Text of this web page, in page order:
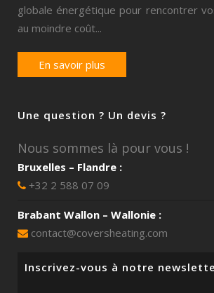
globale énergétique pour rencontrer
au moindre coût...
En savoir plus
Une question ? Un devis ?
Nous sommes là pour vous !
Bruxelles – Flandre :
+32 2 588 07 09
Brabant Wallon – Wallonie :
contact@coversheating.com
Inscrivez-vous à notre